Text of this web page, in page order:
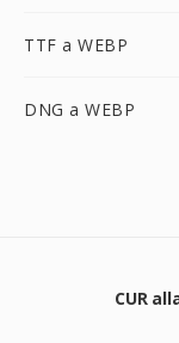
TTF a WEBP
DNG a WEBP
CUR